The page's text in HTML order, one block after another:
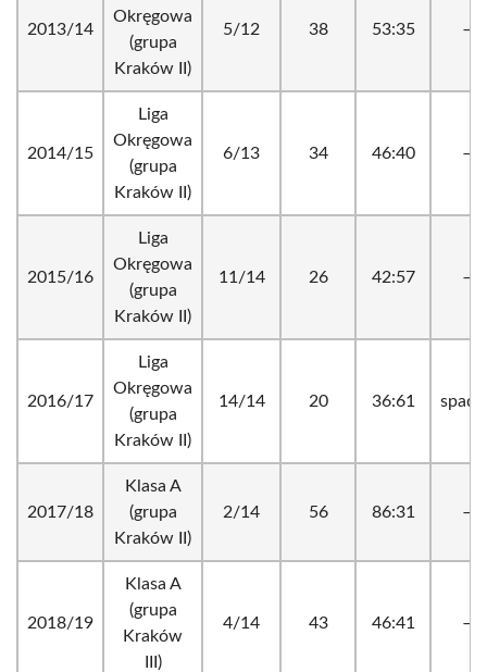
2013/14
Okręgowa
(grupa
Kraków II)
5/12 38 53:35 –
2014/15
Liga
Okręgowa
(grupa
Kraków II)
6/13 34 46:40 –
2015/16
Liga
Okręgowa
(grupa
Kraków II)
11/14 26 42:57 –
2016/17
Liga
Okręgowa
(grupa
Kraków II)
14/14 20 36:61
2017/18
Klasa A
(grupa
Kraków II)
2/14 56 86:31 –
2018/19
Klasa A
(grupa
Kraków
III)
4/14 43 46:41 –